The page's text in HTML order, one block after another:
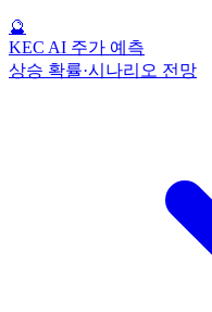
🔮
KEC AI 주가 예측
상승 확률·시나리오 전망